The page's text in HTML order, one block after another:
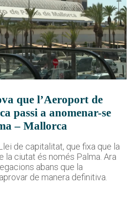
que l’Aeroport de
passi a anomenar-se
– Mallorca
de capitalitat, que fixa que la
la ciutat és només Palma. Ara
abans que la
de manera definitiva.